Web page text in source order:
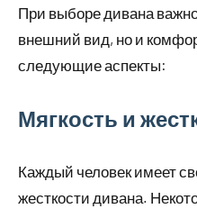
При выборе дивана
внешний вид, но и
следующие аспекты:
Мягкость и
Каждый человек имеет
жесткости дивана.